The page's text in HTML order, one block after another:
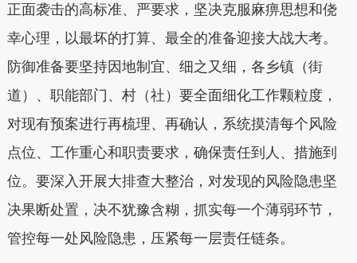
正面袭击的高标准、严要求，坚决克服麻痹思想和侥
幸心理，以最坏的打算、最全的准备迎接大战大考。
防御准备要坚持因地制宜、细之又细，各乡镇（街
道）、职能部门、村（社）要全面细化工作颗粒度，
对现有预案进行再梳理、再确认，系统摸清每个风险
点位、工作重心和职责要求，确保责任到人、措施到
位。要深入开展大排查大整治，对发现的风险隐患坚
决果断处置，决不犹豫含糊，抓实每一个薄弱环节，
管控每一处风险隐患，压紧每一层责任链条。